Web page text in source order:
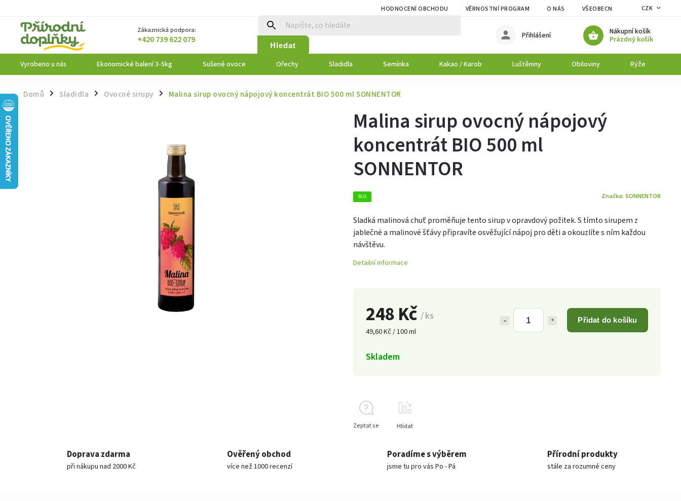
HODNOCENÍ OBCHODU VĚRNOSTNÍ PROGRAM O NÁS VŠEOBECNÉ OBCHODNÍ PODMÍNKY
CZK
Zákaznická podpora:
+420 739 622 079 Hledat
Nákupní košík
Prázdný košík
Přihlášení
Vyrobeno u nás Ekonomické balení 3-5kg Sušené ovoce Ořechy Sladidla Semínka Kakao / Karob Luštěniny Obiloviny Rýže
Domů / Sladidla / Ovocné sirupy / Malina sirup ovocný nápojový koncentrát BIO 500 ml SONNENTOR
248 Kč / ks
49,60 Kč / 100 ml
Přidat do košíku
Skladem
Malina sirup ovocný nápojový
koncentrát BIO 500 ml
SONNENTOR
BIO Značka: SONNENTOR
Sladká malinová chuť proměňuje tento sirup v opravdový požitek. S tímto sirupem z
jablečné a malinové šťávy připravíte osvěžující nápoj pro děti a okouzlíte s ním každou
návštěvu.
Detailní informace
Zeptat se Hlídat
Doprava zdarma
při nákupu nad 2000 Kč
Ověřený obchod
více než 1000 recenzí
Poradíme s výběrem
jsme tu pro vás Po - Pá
Přírodní produkty
stále za rozumné ceny